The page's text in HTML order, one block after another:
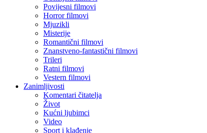
Povijesni filmovi
Horror filmovi
Mjuzikli
Misterije
Romantični filmovi
Znanstveno-fantastični filmovi
Trileri
Ratni filmovi
Vestern filmovi
Zanimljivosti
Komentari čitatelja
Život
Kućni ljubimci
Video
Sport i klađenje